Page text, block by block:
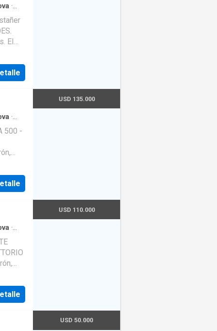
·
El
·
500 -
USD 135.000
·
USD 110.000
USD 50.000